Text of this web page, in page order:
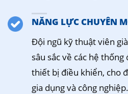
NĂNG LỰC CHUYÊN
Đội ngũ kỹ thuật viên
sâu sắc về các hệ
thiết bị điều khiển, cho
gia dụng và công nghiệp.